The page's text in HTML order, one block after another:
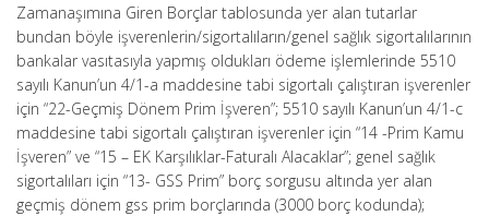
Zamanaşımına Giren Borçlar tablosunda yer alan tutarlar
bundan böyle işverenlerin/sigortalıların/genel sağlık sigortalılarının
bankalar vasıtasıyla yapmış oldukları ödeme işlemlerinde 5510
sayılı Kanun’un 4/1-a maddesine tabi sigortalı çalıştıran işverenler
için “22-Geçmiş Dönem Prim İşveren”; 5510 sayılı Kanun’un 4/1-c
maddesine tabi sigortalı çalıştıran işverenler için “14 -Prim Kamu
İşveren” ve “15 – EK Karşılıklar-Faturalı Alacaklar”; genel sağlık
sigortalıları için “13- GSS Prim” borç sorgusu altında yer alan
geçmiş dönem gss prim borçlarında (3000 borç kodunda);